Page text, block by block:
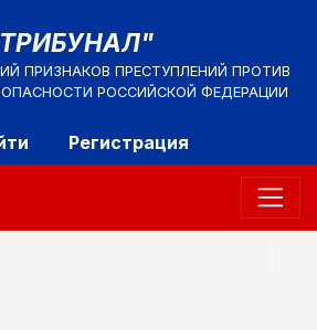
ПРИЗНАКОВ ПРЕСТУПЛЕНИЙ ПРОТИВ
РОССИЙСКОЙ ФЕДЕРАЦИИ
Регистрация